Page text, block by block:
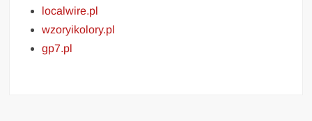
localwire.pl
wzoryikolory.pl
gp7.pl